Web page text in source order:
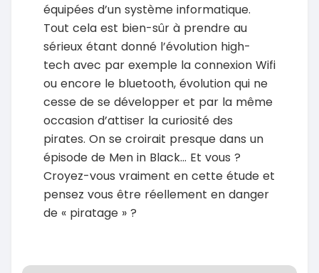
équipées d’un système informatique.
Tout cela est bien-sûr à prendre au
sérieux étant donné l’évolution high-
tech avec par exemple la connexion Wifi
ou encore le bluetooth, évolution qui ne
cesse de se développer et par la même
occasion d’attiser la curiosité des
pirates. On se croirait presque dans un
épisode de Men in Black… Et vous ?
Croyez-vous vraiment en cette étude et
pensez vous être réellement en danger
de « piratage » ?